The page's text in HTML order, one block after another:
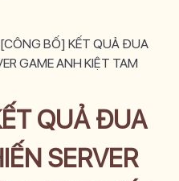
[CÔNG BỐ] KẾT QUẢ ĐUA
GAME ANH KIỆT TAM
QUẢ ĐUA
SERVER